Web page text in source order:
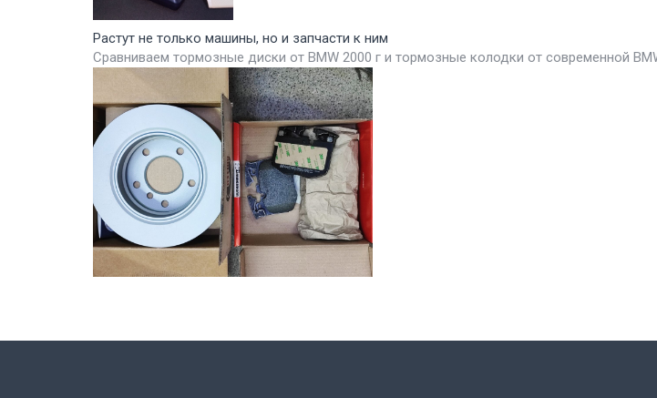
Растут не только машины, но и запчасти к ним
Сравниваем тормозные диски от BMW 2000 г и тормозные колодки от современной